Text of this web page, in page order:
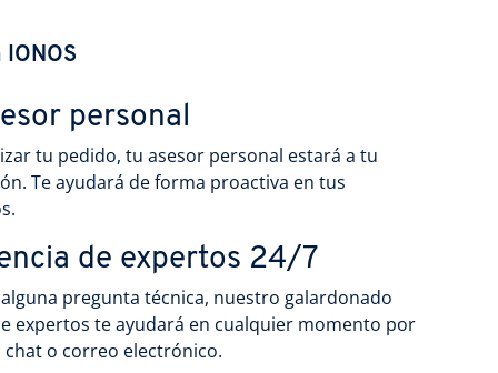
IONOS
personal
tu pedido, tu asesor personal estará a tu
Te ayudará de forma proactiva en tus
de expertos 24/7
pregunta técnica, nuestro galardonado
expertos te ayudará en cualquier momento por
chat o correo electrónico.